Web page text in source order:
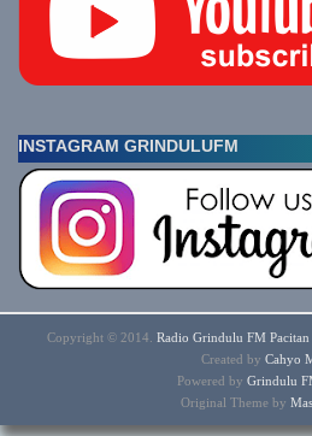
INSTAGRAM GRINDULUFM
Copyright © 2014. Radio Grindulu FM
Created by Cahyo
Powered by Grindulu
Original Theme by